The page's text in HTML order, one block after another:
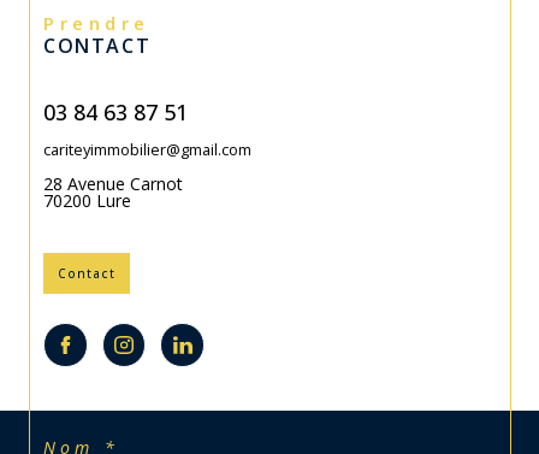
Nom *
Prendre
CONTACT
03 84 63 87 51
cariteyimmobilier@gmail.com
28 Avenue Carnot
70200 Lure
Contact